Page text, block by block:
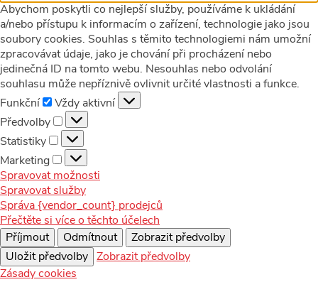
Abychom poskytli co nejlepší služby, používáme k ukládání
a/nebo přístupu k informacím o zařízení, technologie jako jsou
soubory cookies. Souhlas s těmito technologiemi nám umožní
zpracovávat údaje, jako je chování při procházení nebo
jedinečná ID na tomto webu. Nesouhlas nebo odvolání
souhlasu může nepříznivě ovlivnit určité vlastnosti a funkce.
Funkční
Funkční
Vždy aktivní
Předvolby
Předvolby
Statistiky
Statistiky
Marketing
Marketing
Spravovat možnosti
Spravovat služby
Správa {vendor_count} prodejců
Přečtěte si více o těchto účelech
Příjmout
Odmítnout
Zobrazit předvolby
Uložit předvolby Zobrazit předvolby
Zásady cookies